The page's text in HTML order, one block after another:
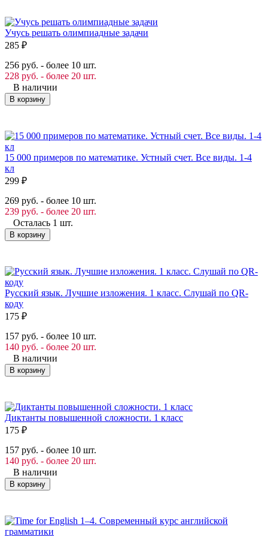
Учусь решать олимпиадные задачи
285 ₽
256 руб. - более 10 шт.
228 руб. - более 20 шт.
В наличии
В корзину
15 000 примеров по математике. Устный счет. Все виды. 1-4
кл
299 ₽
269 руб. - более 10 шт.
239 руб. - более 20 шт.
Осталась 1 шт.
В корзину
Русский язык. Лучшие изложения. 1 класс. Слушай по QR-
коду
175 ₽
157 руб. - более 10 шт.
140 руб. - более 20 шт.
В наличии
В корзину
Диктанты повышенной сложности. 1 класс
175 ₽
157 руб. - более 10 шт.
140 руб. - более 20 шт.
В наличии
В корзину